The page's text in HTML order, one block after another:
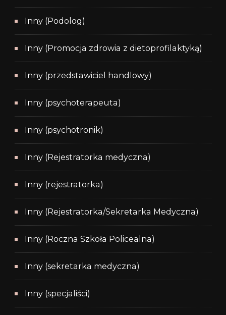
Inny (Podolog)
Inny (Promocja zdrowia z dietoprofilaktyką)
Inny (przedstawiciel handlowy)
Inny (psychoterapeuta)
Inny (psychotronik)
Inny (Rejestratorka medyczna)
Inny (rejestratorka)
Inny (Rejestratorka/Sekretarka Medyczna)
Inny (Roczna Szkoła Policealna)
Inny (sekretarka medyczna)
Inny (specjaliści)